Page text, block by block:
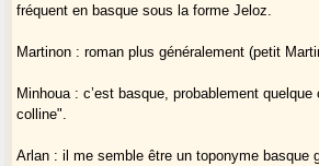
fréquent en basque sous la forme Jeloz.
Martinon : roman plus généralement (petit
Minhoua : c’est basque, probablement
colline".
Arlan : il me semble être un toponyme basque